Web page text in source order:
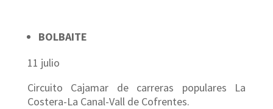
BOLBAITE
11 julio
Circuito Cajamar de carreras populares La
Costera-La Canal-Vall de Cofrentes.